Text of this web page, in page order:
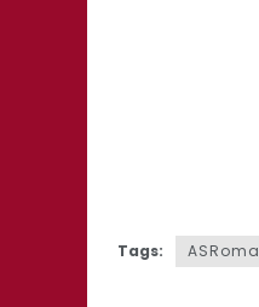
Tags: ASRoma